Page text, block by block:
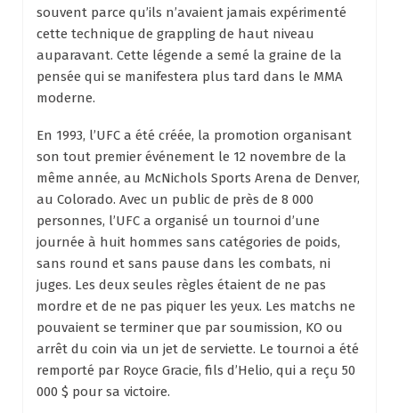
souvent parce qu’ils n’avaient jamais expérimenté
cette technique de grappling de haut niveau
auparavant. Cette légende a semé la graine de la
pensée qui se manifestera plus tard dans le MMA
moderne.
En 1993, l’UFC a été créée, la promotion organisant
son tout premier événement le 12 novembre de la
même année, au McNichols Sports Arena de Denver,
au Colorado. Avec un public de près de 8 000
personnes, l’UFC a organisé un tournoi d’une
journée à huit hommes sans catégories de poids,
sans round et sans pause dans les combats, ni
juges. Les deux seules règles étaient de ne pas
mordre et de ne pas piquer les yeux. Les matchs ne
pouvaient se terminer que par soumission, KO ou
arrêt du coin via un jet de serviette. Le tournoi a été
remporté par Royce Gracie, fils d’Helio, qui a reçu 50
000 $ pour sa victoire.